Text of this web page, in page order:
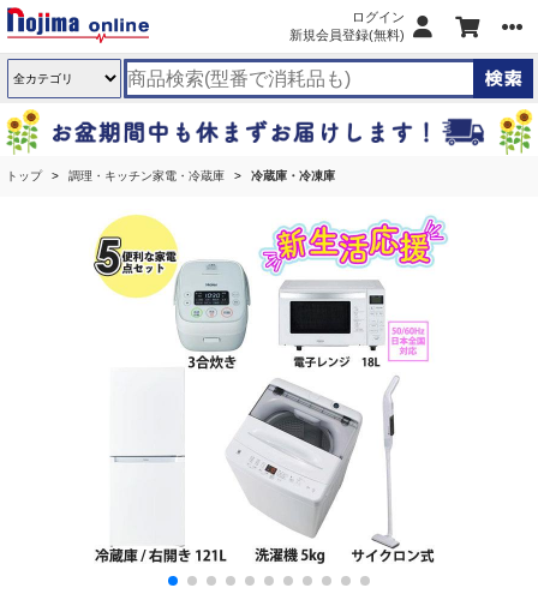
ログイン
新規会員登録(無料)
トップ 調理・キッチン家電・冷蔵庫 冷蔵庫・冷凍庫